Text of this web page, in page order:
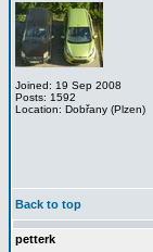
Joined: 19 Sep 2008
Posts: 1592
Location: Dobřany (Plzen)
Back to top
petterk